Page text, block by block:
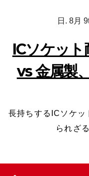
日. 8月
ICソケット
vs 金属製
長持ちするICソケッ
られざ